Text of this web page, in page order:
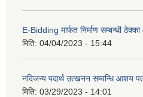
E-Bidding मार्फत निर्माण सम्बन्धी
मिति: 04/04/2023 - 15:44
नदिजन्य पदार्थ उत्खनन सम्वन्धि आशय
मिति: 03/29/2023 - 14:01